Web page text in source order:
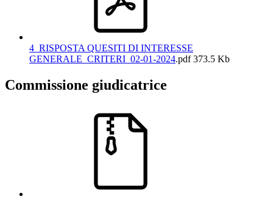
4_RISPOSTA QUESITI DI INTERESSE
GENERALE_CRITERI_02-01-2024.pdf373.5 Kb
Commissione giudicatrice